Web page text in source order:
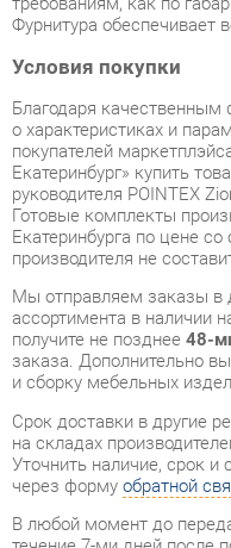
о характеристиках и
покупателей
Екатеринбург» купить
руководителя POINTEX
Готовые комплекты
Екатеринбурга по цене со
производителя не составит
Мы отправляем заказы в
ассортимента в наличии
получите не позднее 48-ми
заказа. Дополнительно вы
и сборку мебельных
Срок доставки в другие
на складах
Уточнить наличие, срок и
через формуобратной
В любой момент до
течение 7-ми дней после
изменить выборили
Несмотря на
могут быть повреждены
заметили дефект при
деталь.Повторная